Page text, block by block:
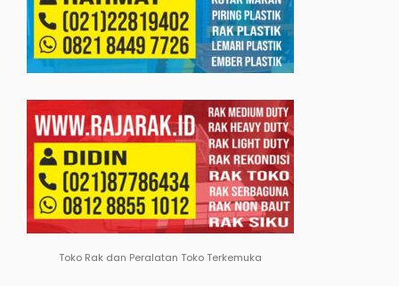
Toko Rak dan Peralatan Toko Terkemuka